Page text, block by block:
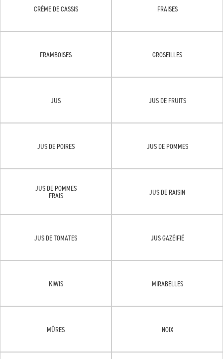
CRÈME DE CASSIS FRAISES
FRAMBOISES GROSEILLES
JUS JUS DE FRUITS
JUS DE POIRES JUS DE POMMES
JUS DE POMMES
FRAIS
JUS DE RAISIN
JUS DE TOMATES JUS GAZÉIFIÉ
KIWIS MIRABELLES
MÛRES NOIX